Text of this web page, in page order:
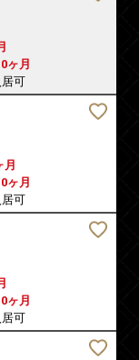
ヶ月
可
月
ヶ月
可
ヶ月
可